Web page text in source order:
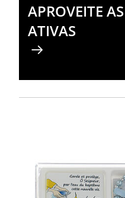
APROVEITE
ATIVAS